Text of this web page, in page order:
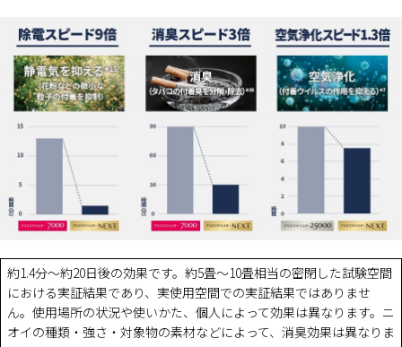
約1.4分～約20日後の効果です。約5畳～10畳相当の密閉した試験空間
における実証結果であり、実使用空間での実証結果ではありませ
ん。使用場所の状況や使いかた、個人によって効果は異なります。ニ
オイの種類・強さ・対象物の素材などによって、消臭効果は異なりま